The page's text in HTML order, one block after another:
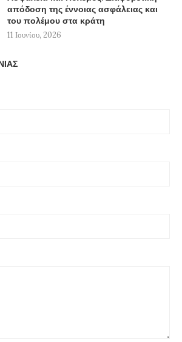
απόδοση της έννοιας ασφάλειας και
του πολέμου στα κράτη
11 Ιουνίου, 2026